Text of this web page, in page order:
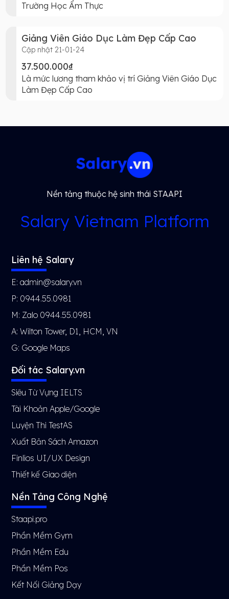
Trường Học Ẩm Thực
Giảng Viên Giáo Dục Làm Đẹp Cấp Cao
Cập nhật 21-01-24
37.500.000₫
Là mức lương tham khảo vị trí Giảng Viên Giáo Dục
Làm Đẹp Cấp Cao
Nền tảng thuộc hệ sinh thái STAAPI
Salary Vietnam Platform
Liên hệ Salary
E: admin@salary.vn
P: 0944.55.0981
M: Zalo 0944.55.0981
A: Wilton Tower, D1, HCM, VN
G: Google Maps
Đối tác Salary.vn
Siêu Từ Vựng IELTS
Tài Khoản Apple/Google
Luyện Thi TestAS
Xuất Bản Sách Amazon
Finlios UI/UX Design
Thiết kế Giao diện
Nền Tảng Công Nghệ
Staapi.pro
Phần Mềm Gym
Phần Mềm Edu
Phần Mềm Pos
Kết Nối Giảng Dạy